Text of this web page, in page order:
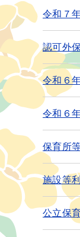
令和７
認可外
令和６
令和６
保育所
施設等
公立保